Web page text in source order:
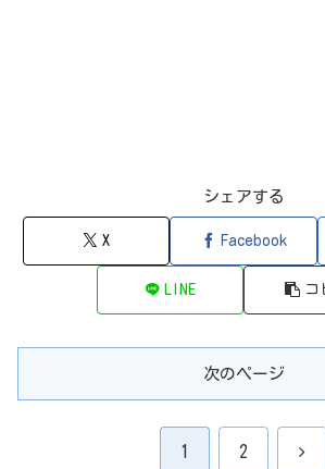
シェアする
X Facebook
LINE コ
次のページ
1 2 次